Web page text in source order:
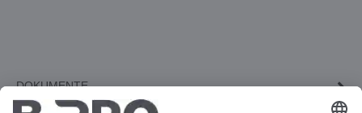
DOKUMENTE